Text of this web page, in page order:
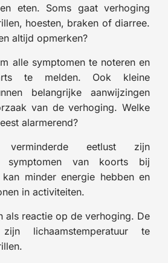
eten. Soms gaat verhoging
hoesten, braken of diarree.
altijd opmerken?
alle symptomen te noteren en
te melden. Ook kleine
belangrijke aanwijzingen
van de verhoging. Welke
alarmerend?
verminderde eetlust zijn
symptomen van koorts bij
minder energie hebben en
in activiteiten.
als reactie op de verhoging. De
lichaamstemperatuur te